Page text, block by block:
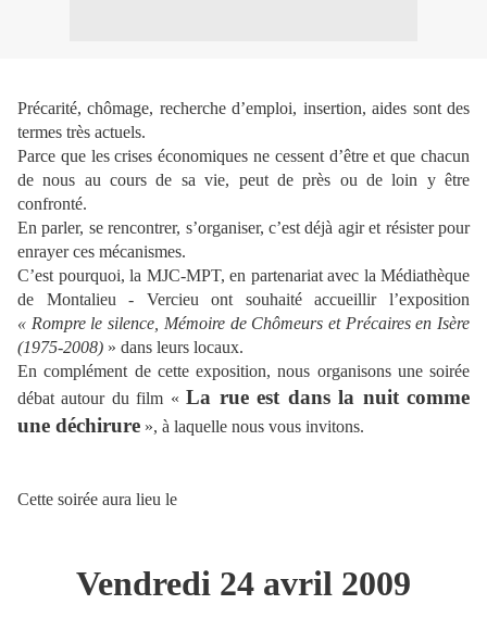
Précarité, chômage, recherche d’emploi, insertion, aides sont des
termes très actuels.
Parce que lescrises économiques ne cessent d’être et que chacun
de nous au cours de sa vie, peut de près ou de loin y être
confronté.
En parler, se rencontrer, s’organiser, c’est déjà agir et résister pour
enrayer ces mécanismes.
C’est pourquoi, la MJC-MPT, en partenariat avec la Médiathèque
de Montalieu - Vercieu ont souhaité accueillir l’exposition
« Rompre le silence, Mémoire de Chômeurs et Précaires en Isère
(1975-2008) » dans leurs locaux.
En complément de cette exposition, nous organisons une soirée
débat autour du film « La rue est dans la nuit comme
une déchirure », à laquelle nous vous invitons.
Cette soirée aura lieu le
Vendredi 24 avril 2009